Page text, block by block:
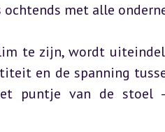
met alle
te zijn, wordt
en de spanning
puntje van de stoel